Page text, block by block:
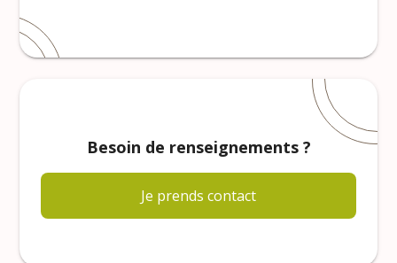
Besoin de renseignements ?
Je prends contact